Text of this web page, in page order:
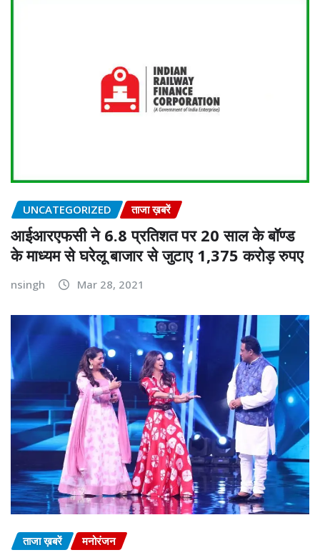
UNCATEGORIZED ताजा ख़बरें
आईआरएफसी ने 6.8 प्रतिशत पर 20 साल के बॉण्ड
के माध्यम से घरेलू बाजार से जुटाए 1,375 करोड़ रुपए
nsingh Mar 28, 2021
ताजा ख़बरें मनोरंजन